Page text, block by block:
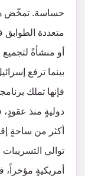
حساسة. تمخّض
متعددة الطوابق
أو منشأةً
بينما ترفع
فإنها تملك
دوليةٍ منذ
أكثر من ساحةٍ
توالي
أمريكيةٍ